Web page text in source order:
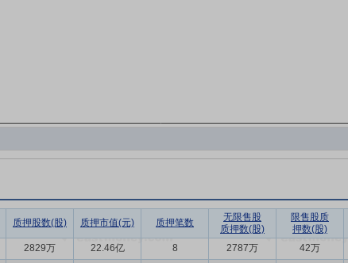
质押股数(股) 质押市值(元) 质押笔数
无限售股
质押数(股)
限售股质
押数(股)
2829万 22.46亿 8 2787万 42万